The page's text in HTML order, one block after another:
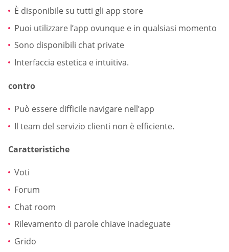
È disponibile su tutti gli app store
Puoi utilizzare l’app ovunque e in qualsiasi momento
Sono disponibili chat private
Interfaccia estetica e intuitiva.
contro
Può essere difficile navigare nell’app
Il team del servizio clienti non è efficiente.
Caratteristiche
Voti
Forum
Chat room
Rilevamento di parole chiave inadeguate
Grido